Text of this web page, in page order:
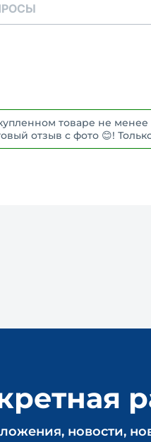
товаре не
отзыв с фото 😊!
новости,